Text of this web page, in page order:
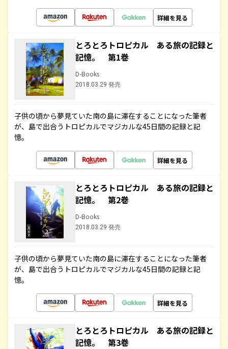
詳細を見る
とろとろトロピカル ある旅の記録と
記憶。 第1巻
D-Books
2018.03.29 発売
子供の頃から夢見ていた南の島に滞在することになった筆者
が、島で出合うトロピカルでマジカルな45日間の記録と記
憶。
詳細を見る
とろとろトロピカル ある旅の記録と
記憶。 第2巻
D-Books
2018.03.29 発売
子供の頃から夢見ていた南の島に滞在することになった筆者
が、島で出合うトロピカルでマジカルな45日間の記録と記
憶。
詳細を見る
とろとろトロピカル ある旅の記録と
記憶。 第3巻